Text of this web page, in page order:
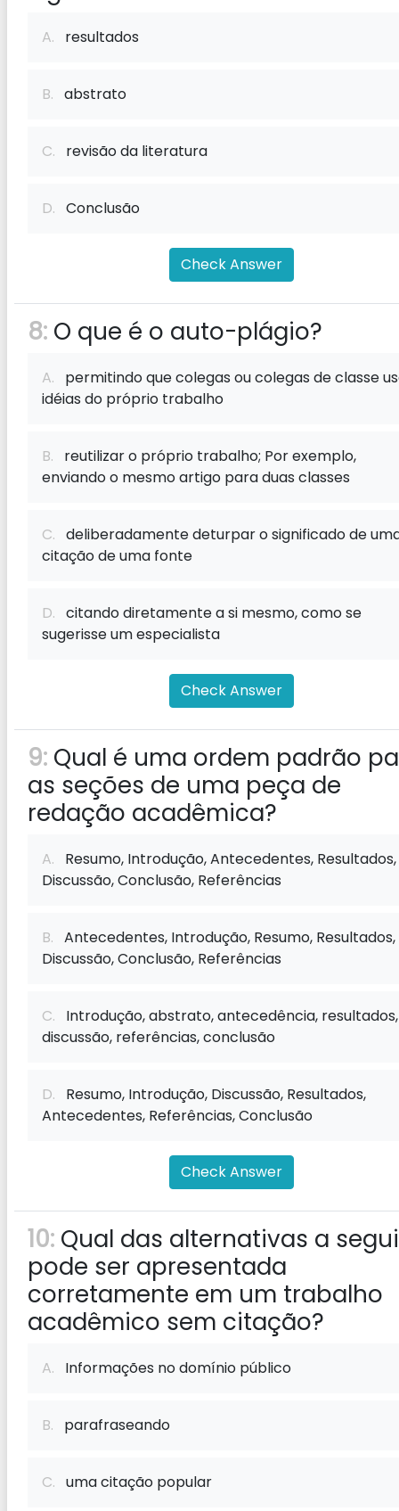
A. resultados
B. abstrato
C. revisão da literatura
D. Conclusão
Check Answer
8: O que é o auto-plágio?
A. permitindo que colegas ou colegas de classe
idéias do próprio trabalho
B. reutilizar o próprio trabalho; Por exemplo,
enviando o mesmo artigo para duas classes
C. deliberadamente deturpar o significado de
citação de uma fonte
D. citando diretamente a si mesmo, como se
sugerisse um especialista
Check Answer
9: Qual é uma ordem padrão
as seções de uma peça de
redação acadêmica?
A. Resumo, Introdução, Antecedentes, Resultados,
Discussão, Conclusão, Referências
B. Antecedentes, Introdução, Resumo, Resultados,
Discussão, Conclusão, Referências
C. Introdução, abstrato, antecedência, resultados,
discussão, referências, conclusão
D. Resumo, Introdução, Discussão, Resultados,
Antecedentes, Referências, Conclusão
Check Answer
10: Qual das alternativas a
pode ser apresentada
corretamente em um trabalho
acadêmico sem citação?
A. Informações no domínio público
B. parafraseando
C. uma citação popular